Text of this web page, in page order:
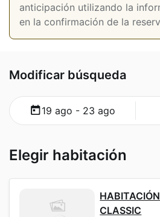
anticipación utilizando la
en la confirmación de la
Modificar búsqueda
19 ago - 23 ago
Elegir habitación
CLASSIC